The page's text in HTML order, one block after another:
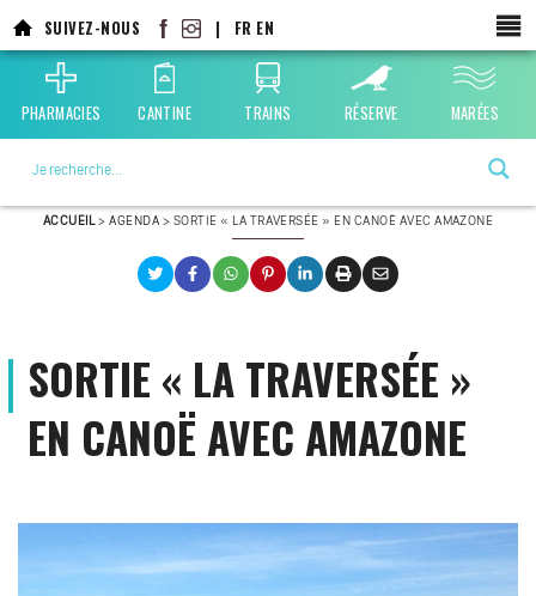
au
contenu
principal
SUIVEZ-NOUS | FR EN
PHARMACIES CANTINE TRAINS RÉSERVE MARÉES
ACCUEIL>AGENDA > SORTIE « LA TRAVERSÉE » EN CANOË AVEC AMAZONE
SORTIE « LA TRAVERSÉE »
EN CANOË AVEC AMAZONE